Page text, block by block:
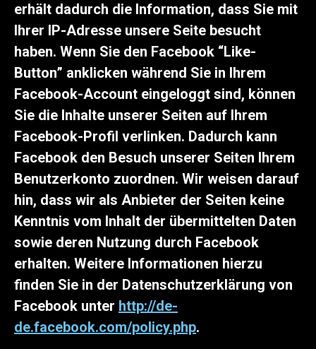
erhält dadurch die Information, dass Sie mit
Ihrer IP-Adresse unsere Seite besucht
haben. Wenn Sie den Facebook “Like-
Button” anklicken während Sie in Ihrem
Facebook-Account eingeloggt sind, können
Sie die Inhalte unserer Seiten auf Ihrem
Facebook-Profil verlinken. Dadurch kann
Facebook den Besuch unserer Seiten Ihrem
Benutzerkonto zuordnen. Wir weisen darauf
hin, dass wir als Anbieter der Seiten keine
Kenntnis vom Inhalt der übermittelten Daten
sowie deren Nutzung durch Facebook
erhalten. Weitere Informationen hierzu
finden Sie in der Datenschutzerklärung von
Facebook unter http://de-
de.facebook.com/policy.php.